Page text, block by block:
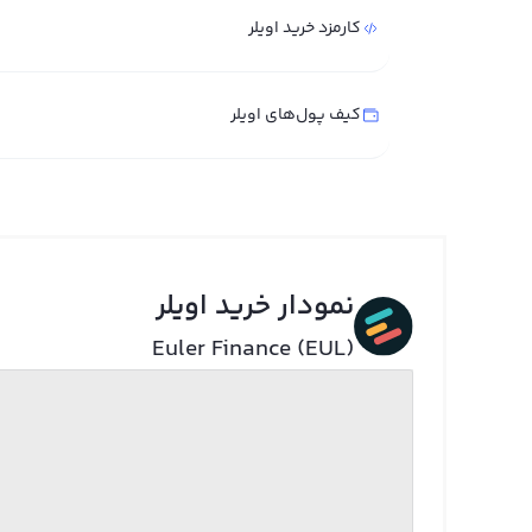
کارمزد خرید اویلر
کیف پول‌های اویلر
نمودار خرید اویلر
Euler Finance (EUL)